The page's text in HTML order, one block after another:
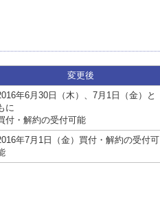
変更後
年6月30日（木）、7月1日（金）と
に
付・解約の受付可能
年7月1日（金）買付・解約の受付可